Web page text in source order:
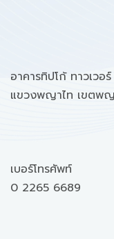
อาคารทิปโก้ ทาวเวอ
แขวงพญาไท เขตพ
เบอร์โทรศัพท์
0 2265 6689